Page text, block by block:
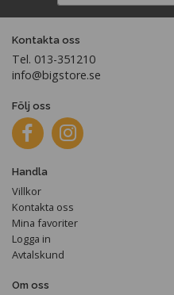
Kontakta oss
Tel. 013-351210
info@bigstore.se
Följ oss
Handla
Villkor
Kontakta oss
Mina favoriter
Logga in
Avtalskund
Om oss